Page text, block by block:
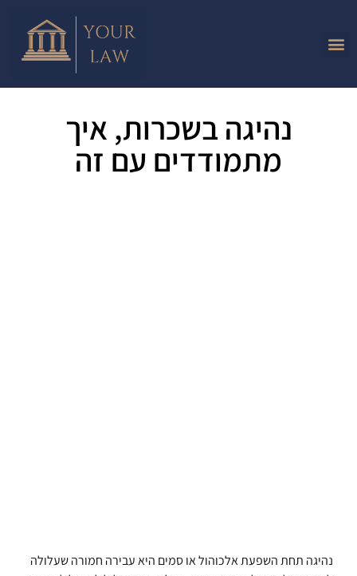
נהיגה בשכרות, איך
מתמודדים עם זה
נהיגה תחת השפעת אלכוהול או סמים היא עבירה חמורה שעלולה